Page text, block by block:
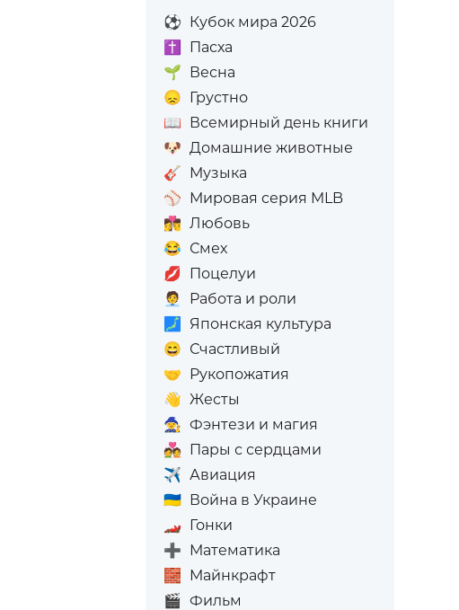
⚽ Кубок мира 2026
✝️
Пасха
🌱 Весна
😞 Грустно
📖 Всемирный день книги
🐶 Домашние животные
🎸 Музыка
⚾ Мировая серия MLB
👩‍❤️‍💋‍👨 Любовь
😂 Смех
💋 Поцелуи
🧑‍💼
Работа и роли
🗾
Японская культура
😄 Счастливый
🤝 Рукопожатия
👋 Жесты
🧙 Фэнтези и магия
💑 Пары с сердцами
✈️ Авиация
🇺🇦 Война в Украине
🏎️ Гонки
➕ Математика
🧱 Майнкрафт
🎬 Фильм